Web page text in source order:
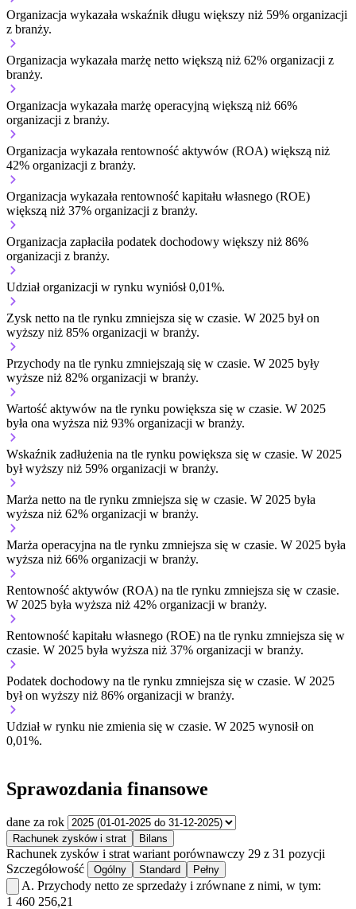
Organizacja wykazała wskaźnik długu większy niż 59% organizacji
z branży.
Organizacja wykazała marżę netto większą niż 62% organizacji z
branży.
Organizacja wykazała marżę operacyjną większą niż 66%
organizacji z branży.
Organizacja wykazała rentowność aktywów (ROA) większą niż
42% organizacji z branży.
Organizacja wykazała rentowność kapitału własnego (ROE)
większą niż 37% organizacji z branży.
Organizacja zapłaciła podatek dochodowy większy niż 86%
organizacji z branży.
Udział organizacji w rynku wyniósł 0,01%.
Zysk netto na tle rynku zmniejsza się w czasie. W 2025 był on
wyższy niż 85% organizacji w branży.
Przychody na tle rynku zmniejszają się w czasie. W 2025 były
wyższe niż 82% organizacji w branży.
Wartość aktywów na tle rynku powiększa się w czasie. W 2025
była ona wyższa niż 93% organizacji w branży.
Wskaźnik zadłużenia na tle rynku powiększa się w czasie. W 2025
był wyższy niż 59% organizacji w branży.
Marża netto na tle rynku zmniejsza się w czasie. W 2025 była
wyższa niż 62% organizacji w branży.
Marża operacyjna na tle rynku zmniejsza się w czasie. W 2025 była
wyższa niż 66% organizacji w branży.
Rentowność aktywów (ROA) na tle rynku zmniejsza się w czasie.
W 2025 była wyższa niż 42% organizacji w branży.
Rentowność kapitału własnego (ROE) na tle rynku zmniejsza się w
czasie. W 2025 była wyższa niż 37% organizacji w branży.
Podatek dochodowy na tle rynku zmniejsza się w czasie. W 2025
był on wyższy niż 86% organizacji w branży.
Udział w rynku nie zmienia się w czasie. W 2025 wynosił on
0,01%.
Sprawozdania finansowe
dane za rok
Rachunek zysków i strat Bilans
Rachunek zysków i strat wariant porównawczy 29 z 31 pozycji
Szczegółowość
Ogólny Standard Pełny
A. Przychody netto ze sprzedaży i zrównane z nimi, w tym:
1 460 256,21